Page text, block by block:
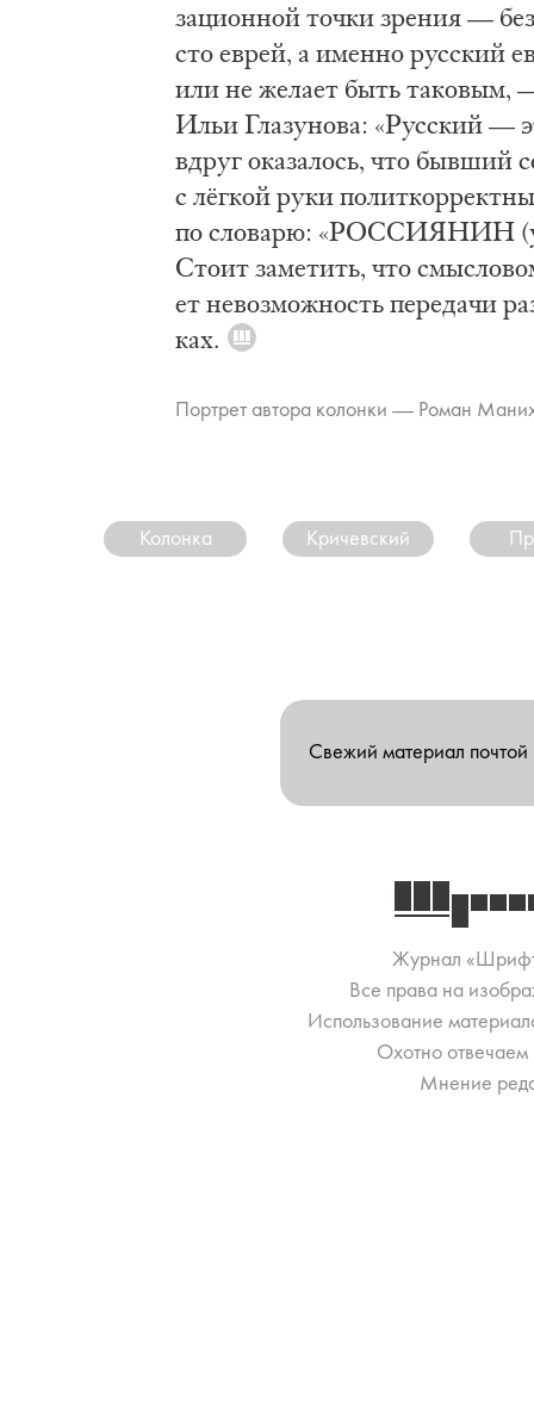
за­ци­он­ной точ­ки зре­ния —
сто еврей, а имен­но рус­ский
или не же­ла­ет быть та­ко­вым,
Ильи Гла­зу­но­ва: «Рус­ский —
вдруг ока­за­лось, что быв­ший
с лёг­кой ру­ки
по сло­ва­рю: «РОС­СИ­Я­НИН
Сто­ит за­ме­тить, что
ет не­воз­мож­ность пе­ре­да­чи
ках.
Пор­трет ав­то­ра ко­лон­ки — Ро­ман
Колонка Кричевский
Свежий материал почтой
Журнал
Все права на
Использование
Охотно
Мнение